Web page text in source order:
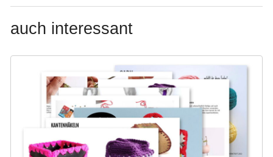
auch interessant